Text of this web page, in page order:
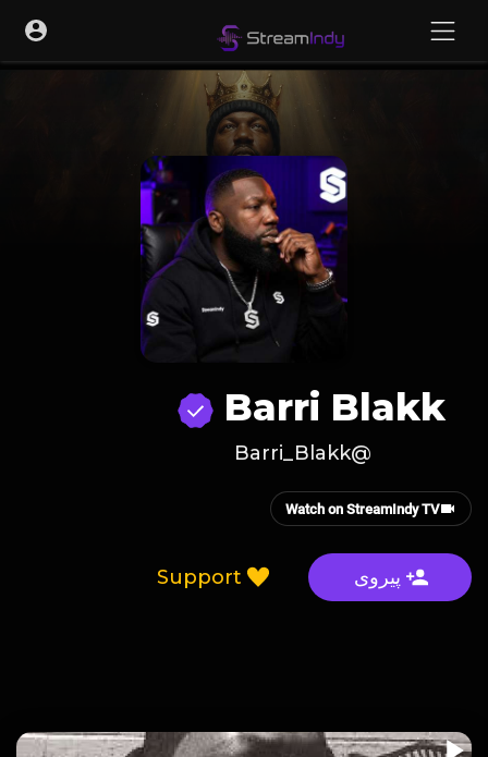
Barri Blakk
@Barri_Blakk
Watch on StreamIndy TV
پیروی Support